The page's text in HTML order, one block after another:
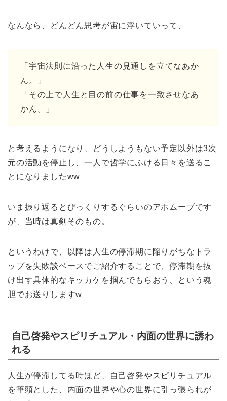
なんなら、どんどん思考が宙に浮いていって、
「宇宙法則に沿った人生の見通しを立てなあか
ん。」
「その上で人生と目の前の仕事を一致させなあ
かん。」
と考えるようになり、どうしようもない予定以外は3次
元の活動を停止し、一人で哲学にふける日々を送るこ
とになりましたww
いま振り返るとびっくりするぐらいのアホムーブです
が、当時は真剣そのもの。
というわけで、以降は人生の停滞期に陥りがちなトラ
ップを失敗談ベースでご紹介することで、停滞期を抜
け出す具体的なキッカケを掴んでもらおう、という魂
胆でお送りしますw
自己啓発やスピリチュアル・内面の世界に誘わ
れる
人生が停滞してる時ほど、自己啓発やスピリチュアル
を筆頭とした、内面の世界や心の世界に引っ張られが